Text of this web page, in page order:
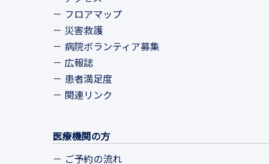
フロアマップ
災害救護
病院ボランティア募集
広報誌
患者満足度
関連リンク
医療機関の方
ご予約の流れ